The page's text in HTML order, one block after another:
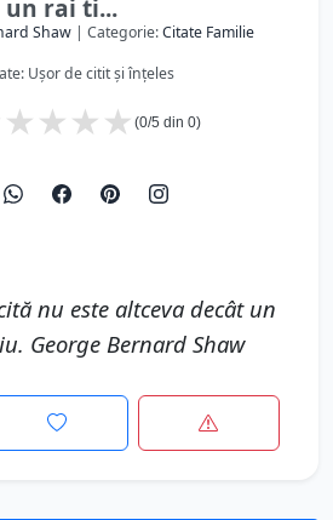
un rai ti...
Shaw | Categorie:Citate Familie
Ușor de citit și înțeles
★
★
★
★ (0/5 din 0)
nu este altceva decât un
George Bernard Shaw